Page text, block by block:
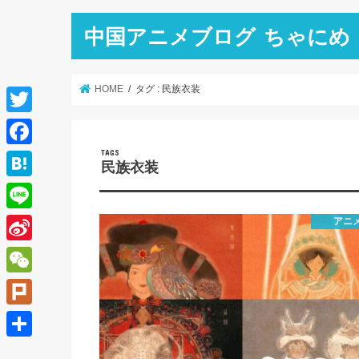
中国アニメブログ ちゃにめ
HOME タグ : 民族衣装
民族衣装
アニ
T
w
i
t
e
r
F
a
c
e
b
o
o
k
H
a
t
e
a
L
i
n
e
S
i
n
a
W
e
C
P